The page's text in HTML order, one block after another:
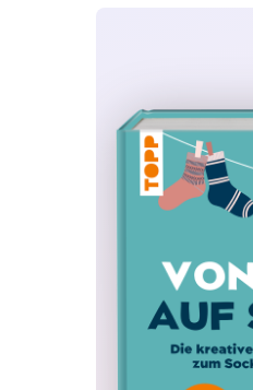
tolle Pullover-
alle Modelle
Rundpasse,
infache,
Detailfotos
mit
Hilfe bei der
Zähltabellen